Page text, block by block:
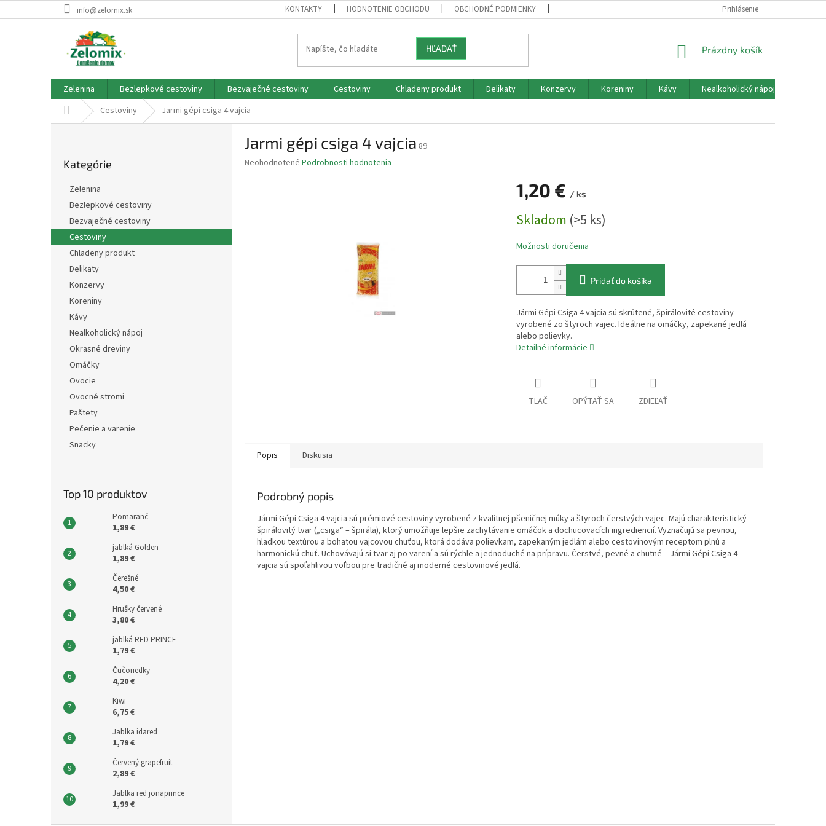
na
info@zelomix.sk KONTAKTY HODNOTENIE OBCHODU OBCHODNÉ PODMIENKY ALERGÉNY
Prihlásenie
HĽADAŤ
NÁKUPNÝ
Prázdny košík
Zelenina Bezlepkové cestoviny Bezvaječné cestoviny Cestoviny Chladeny produkt Delikaty Konzervy Koreniny Kávy Nealkoholický nápoj
Domov Cestoviny Jarmi gépi csiga 4 vajcia
kategórie
Kategórie
Zelenina
Bezlepkové cestoviny
Bezvaječné cestoviny
Cestoviny
Chladeny produkt
Delikaty
Konzervy
Koreniny
Kávy
Nealkoholický nápoj
Okrasné dreviny
Omáčky
Ovocie
Ovocné stromi
Paštety
Pečenie a varenie
Snacky
Top 10 produktov
Pomaranč
1,89 €
jablká Golden
1,89 €
Čerešné
4,50 €
Hrušky červené
3,80 €
jablká RED PRINCE
1,79 €
Čučoriedky
4,20 €
Kiwi
6,75 €
Jablka idared
1,79 €
Červený grapefruit
2,89 €
Jablka red jonaprince
1,99 €
Jarmi gépi csiga 4 vajcia 89
Priemerné
Neohodnotené Podrobnosti hodnotenia
1,20 € / ks
cena:
Skladom (>5 ks)
Možnosti doručenia
Pridať do košíka
Jármi Gépi Csiga 4 vajcia sú skrútené, špirálovité cestoviny
vyrobené zo štyroch vajec. Ideálne na omáčky, zapekané jedlá
alebo polievky.
Detailné informácie
TLAČ OPÝTAŤ SA ZDIEĽAŤ
Popis Diskusia
Podrobný popis
Jármi Gépi Csiga 4 vajcia sú prémiové cestoviny vyrobené z kvalitnej pšeničnej múky a štyroch čerstvých vajec. Majú charakteristický
špirálovitý tvar („csiga“ – špirála), ktorý umožňuje lepšie zachytávanie omáčok a dochucovacích ingrediencií. Vyznačujú sa pevnou,
hladkou textúrou a bohatou vajcovou chuťou, ktorá dodáva polievkam, zapekaným jedlám alebo cestovinovým receptom plnú a
harmonickú chuť. Uchovávajú si tvar aj po varení a sú rýchle a jednoduché na prípravu. Čerstvé, pevné a chutné – Jármi Gépi Csiga 4
vajcia sú spoľahlivou voľbou pre tradičné aj moderné cestovinové jedlá.